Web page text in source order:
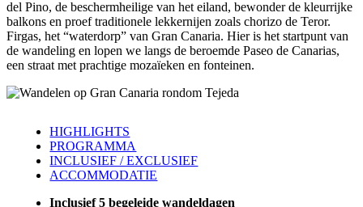
del Pino, de beschermheilige van het eiland, bewonder de kleurrijke
balkons en proef traditionele lekkernijen zoals chorizo de Teror.
Firgas, het “waterdorp” van Gran Canaria. Hier is het startpunt van
de wandeling en lopen we langs de beroemde Paseo de Canarias,
een straat met prachtige mozaïeken en fonteinen.
HIGHLIGHTS
PROGRAMMA
INCLUSIEF / EXCLUSIEF
ACCOMMODATIE
Inclusief 5 begeleide wandeldagen